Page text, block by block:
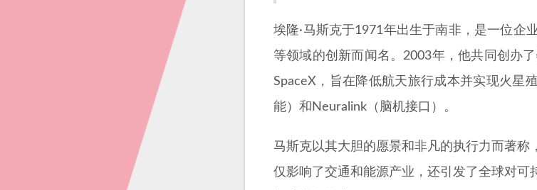
埃隆·马斯克于1971年出生于南非，是一位企
等领域的创新而闻名。2003年，他共同创办
SpaceX，旨在降低航天旅行成本并实现火星
能）和Neuralink（脑机接口）。
马斯克以其大胆的愿景和非凡的执行力而著
仅影响了交通和能源产业，还引发了全球对